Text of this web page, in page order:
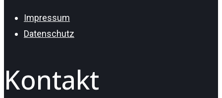
Impressum
Datenschutz
Kontakt